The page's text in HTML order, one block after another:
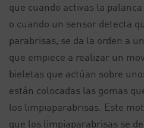
que cuando activas la
o cuando un sensor detecta
parabrisas, se da la orden a
que empiece a realizar un
bieletas que actúan sobre
están colocadas las gomas
los limpiaparabrisas. Este
que los limpiaparabrisas se